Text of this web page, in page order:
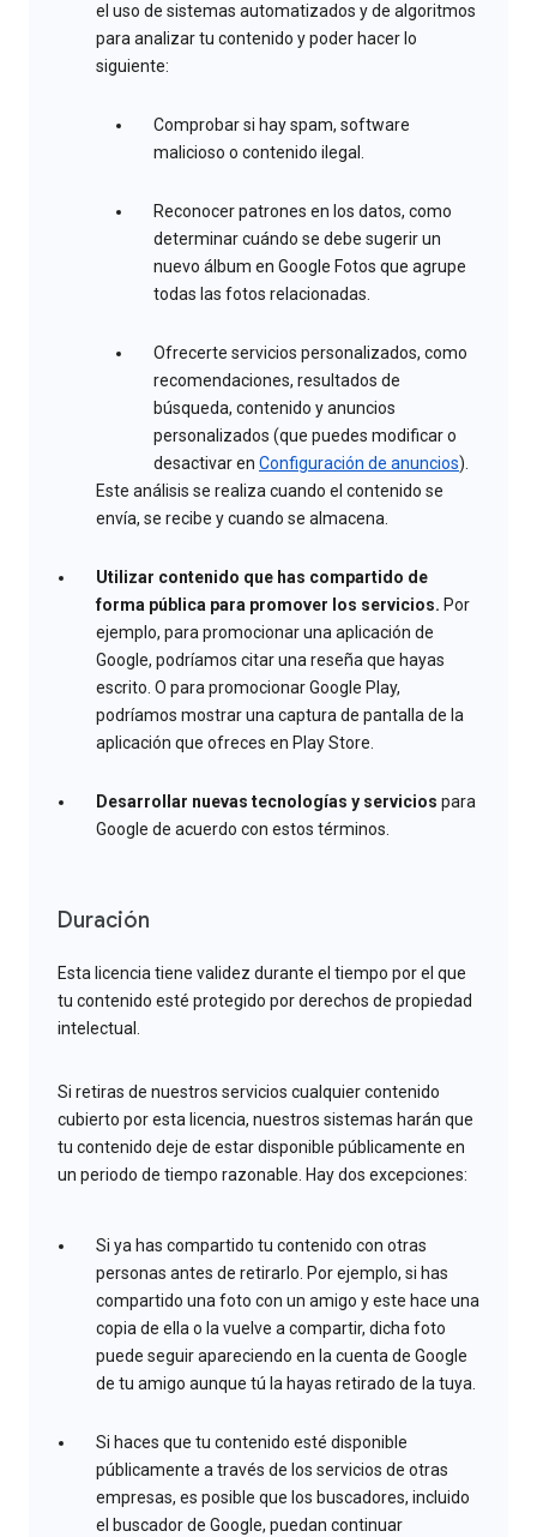
el uso de sistemas automatizados y de algoritmos
para analizar tu contenido y poder hacer lo
siguiente:
Comprobar si hay spam, software
malicioso o contenido ilegal.
Reconocer patrones en los datos, como
determinar cuándo se debe sugerir un
nuevo álbum en Google Fotos que agrupe
todas las fotos relacionadas.
Ofrecerte servicios personalizados, como
recomendaciones, resultados de
búsqueda, contenido y anuncios
personalizados (que puedes modificar o
desactivar en Configuración de anuncios).
Este análisis se realiza cuando el contenido se
envía, se recibe y cuando se almacena.
Utilizar contenido que has compartido de
forma pública para promover los servicios. Por
ejemplo, para promocionar una aplicación de
Google, podríamos citar una reseña que hayas
escrito. O para promocionar Google Play,
podríamos mostrar una captura de pantalla de la
aplicación que ofreces en Play Store.
Desarrollar nuevas tecnologías y servicios para
Google de acuerdo con estos términos.
Duración
Esta licencia tiene validez durante el tiempo por el que
tu contenido esté protegido por derechos de propiedad
intelectual.
Si retiras de nuestros servicios cualquier contenido
cubierto por esta licencia, nuestros sistemas harán que
tu contenido deje de estar disponible públicamente en
un periodo de tiempo razonable. Hay dos excepciones:
Si ya has compartido tu contenido con otras
personas antes de retirarlo. Por ejemplo, si has
compartido una foto con un amigo y este hace una
copia de ella o la vuelve a compartir, dicha foto
puede seguir apareciendo en la cuenta de Google
de tu amigo aunque tú la hayas retirado de la tuya.
Si haces que tu contenido esté disponible
públicamente a través de los servicios de otras
empresas, es posible que los buscadores, incluido
el buscador de Google, puedan continuar